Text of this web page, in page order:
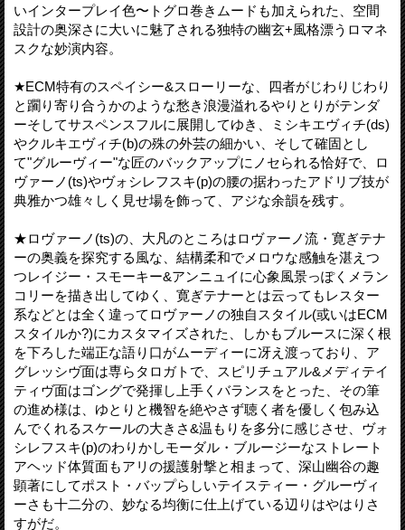
いインタープレイ色〜トグロ巻きムードも加えられた、空間
設計の奥深さに大いに魅了される独特の幽玄+風格漂うロマネ
スクな妙演内容。
★ECM特有のスペイシー&スローリーな、四者がじわりじわり
と躙り寄り合うかのような愁き浪漫溢れるやりとりがテンダ
ーそしてサスペンスフルに展開してゆき、ミシキエヴィチ(ds)
やクルキエヴィチ(b)の殊の外芸の細かい、そして確固とし
て"グルーヴィー"な匠のバックアップにノセられる恰好で、ロ
ヴァーノ(ts)やヴォシレフスキ(p)の腰の据わったアドリブ技が
典雅かつ雄々しく見せ場を飾って、アジな余韻を残す。
★ロヴァーノ(ts)の、大凡のところはロヴァーノ流・寛ぎテナ
ーの奥義を探究する風な、結構柔和でメロウな感触を湛えつ
つレイジー・スモーキー&アンニュイに心象風景っぽくメラン
コリーを描き出してゆく、寛ぎテナーとは云ってもレスター
系などとは全く違ってロヴァーノの独自スタイル(或いはECM
スタイルか?)にカスタマイズされた、しかもブルースに深く根
を下ろした端正な語り口がムーディーに冴え渡っており、ア
グレッシヴ面は専らタロガトで、スピリチュアル&メディテイ
ティヴ面はゴングで発揮し上手くバランスをとった、その筆
の進め様は、ゆとりと機智を絶やさず聴く者を優しく包み込
んでくれるスケールの大きさ&温もりを多分に感じさせ、ヴォ
シレフスキ(p)のわりかしモーダル・ブルージーなストレート
アヘッド体質面もアリの援護射撃と相まって、深山幽谷の趣
顕著にしてポスト・バップらしいテイスティー・グルーヴィ
ーさも十二分の、妙なる均衡に仕上げている辺りはやはりさ
すがだ。